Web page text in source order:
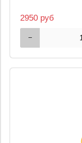
2950 руб